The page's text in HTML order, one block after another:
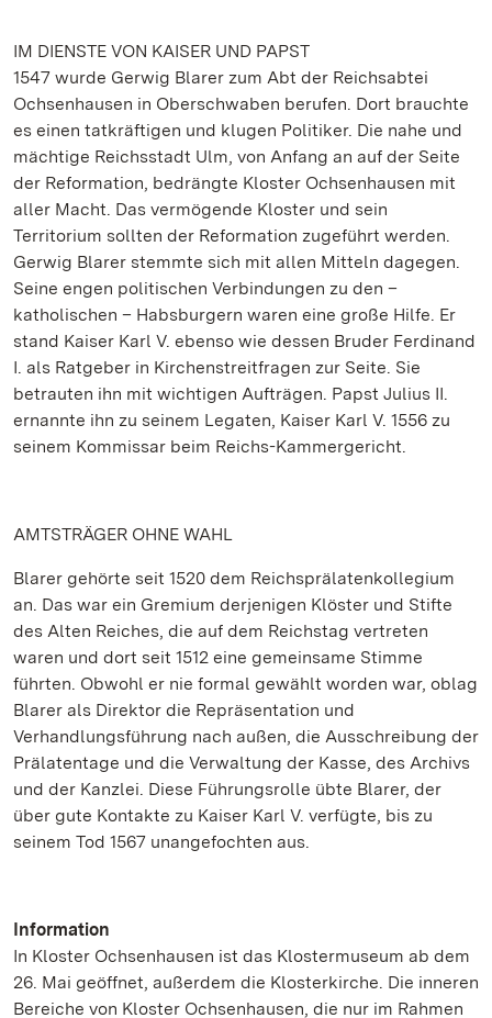
IM DIENSTE VON KAISER UND PAPST
1547 wurde Gerwig Blarer zum Abt der Reichsabtei
Ochsenhausen in Oberschwaben berufen. Dort brauchte
es einen tatkräftigen und klugen Politiker. Die nahe und
mächtige Reichsstadt Ulm, von Anfang an auf der Seite
der Reformation, bedrängte Kloster Ochsenhausen mit
aller Macht. Das vermögende Kloster und sein
Territorium sollten der Reformation zugeführt werden.
Gerwig Blarer stemmte sich mit allen Mitteln dagegen.
Seine engen politischen Verbindungen zu den –
katholischen – Habsburgern waren eine große Hilfe. Er
stand Kaiser Karl V. ebenso wie dessen Bruder Ferdinand
I. als Ratgeber in Kirchenstreitfragen zur Seite. Sie
betrauten ihn mit wichtigen Aufträgen. Papst Julius II.
ernannte ihn zu seinem Legaten, Kaiser Karl V. 1556 zu
seinem Kommissar beim Reichs-Kammergericht.
AMTSTRÄGER OHNE WAHL
Blarer gehörte seit 1520 dem Reichsprälatenkollegium
an. Das war ein Gremium derjenigen Klöster und Stifte
des Alten Reiches, die auf dem Reichstag vertreten
waren und dort seit 1512 eine gemeinsame Stimme
führten. Obwohl er nie formal gewählt worden war, oblag
Blarer als Direktor die Repräsentation und
Verhandlungsführung nach außen, die Ausschreibung der
Prälatentage und die Verwaltung der Kasse, des Archivs
und der Kanzlei. Diese Führungsrolle übte Blarer, der
über gute Kontakte zu Kaiser Karl V. verfügte, bis zu
seinem Tod 1567 unangefochten aus.
Information
In Kloster Ochsenhausen ist das Klostermuseum ab dem
26. Mai geöffnet, außerdem die Klosterkirche. Die inneren
Bereiche von Kloster Ochsenhausen, die nur im Rahmen